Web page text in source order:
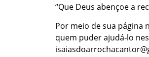
“Que Deus abençoe a
Por meio de sua página
quem puder ajudá-lo